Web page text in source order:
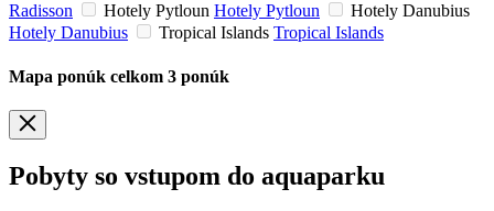
Radisson
Hotely Pytloun Hotely Pytloun
Hotely Danubius
Hotely Danubius
Tropical Islands Tropical Islands
Mapa ponúk celkom 3 ponúk
Pobyty so vstupom do aquaparku